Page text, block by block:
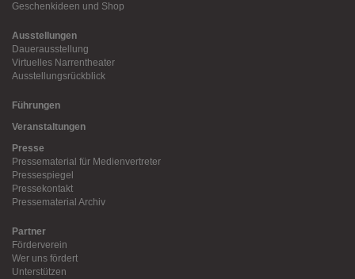
Geschenkideen und Shop
Ausstellungen
Dauerausstellung
Virtuelles Narrentheater
Ausstellungsrückblick
Führungen
Veranstaltungen
Presse
Pressematerial für Medienvertreter
Pressespiegel
Pressekontakt
Pressematerial Archiv
Partner
Förderverein
Wer uns fördert
Unterstützen